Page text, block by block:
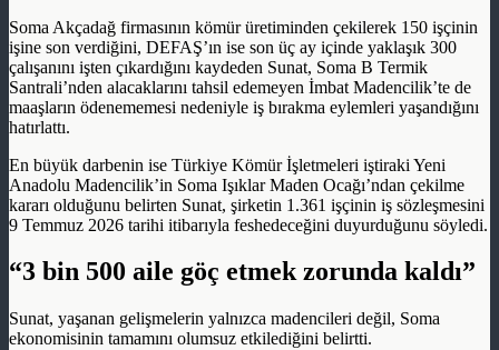
Soma Akçadağ firmasının kömür üretiminden çekilerek 150 işçinin
işine son verdiğini, DEFAŞ’ın ise son üç ay içinde yaklaşık 300
çalışanını işten çıkardığını kaydeden Sunat, Soma B Termik
Santrali’nden alacaklarını tahsil edemeyen İmbat Madencilik’te de
maaşların ödenememesi nedeniyle iş bırakma eylemleri yaşandığını
hatırlattı.
En büyük darbenin ise Türkiye Kömür İşletmeleri iştiraki Yeni
Anadolu Madencilik’in Soma Işıklar Maden Ocağı’ndan çekilme
kararı olduğunu belirten Sunat, şirketin 1.361 işçinin iş sözleşmesini
9 Temmuz 2026 tarihi itibarıyla feshedeceğini duyurduğunu söyledi.
“3 bin 500 aile göç etmek zorunda kaldı”
Sunat, yaşanan gelişmelerin yalnızca madencileri değil, Soma
ekonomisinin tamamını olumsuz etkilediğini belirtti.